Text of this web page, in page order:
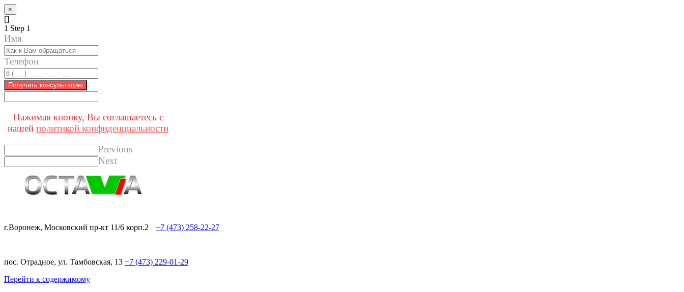
×
[]
1 Step 1
Имя
Телефон
Получить консультацию
Нажимая кнопку, Вы соглашаетесь с
нашей политикой конфиденциальности
Previous
Next
г.Воронеж, Московский пр-кт 11/6 корп.2 +7 (473) 258-22-27
пос. Отрадное, ул. Тамбовская, 13 +7 (473) 229-01-29
Перейти к содержимому